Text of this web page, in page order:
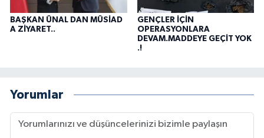
BAŞKAN ÜNAL DAN MÜSİAD
A ZİYARET..
GENÇLER İÇİN
OPERASYONLARA
DEVAM.MADDEYE GEÇİT YOK
.!
Yorumlar